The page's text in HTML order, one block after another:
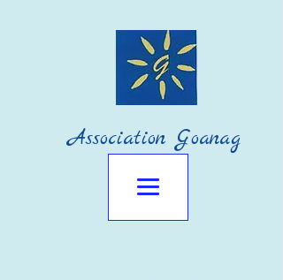
Association Goanag